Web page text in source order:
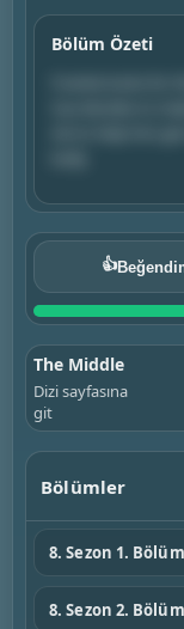
Bölüm Özeti
👍
The Middle
Dizi sayfasına
git
Bölümler
8. Sezon 1. Bölüm
8. Sezon 2. Bölüm